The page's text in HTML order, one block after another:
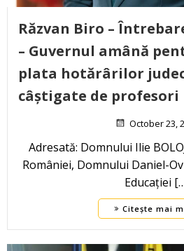
Răzvan Biro –
– Guvernul amână
plata hotărârilor
câștigate de profesori
October 23,
Adresată: Domnului Ilie
României, Domnului Daniel-
Educației
Citește mai